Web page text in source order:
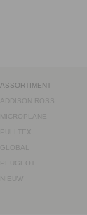
ASSORTIMENT
ADDISON ROSS
MICROPLANE
PULLTEX
GLOBAL
PEUGEOT
NIEUW